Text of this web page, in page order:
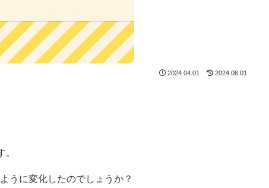
2024.04.01 2024.06.01
うに変化したのでしょうか？